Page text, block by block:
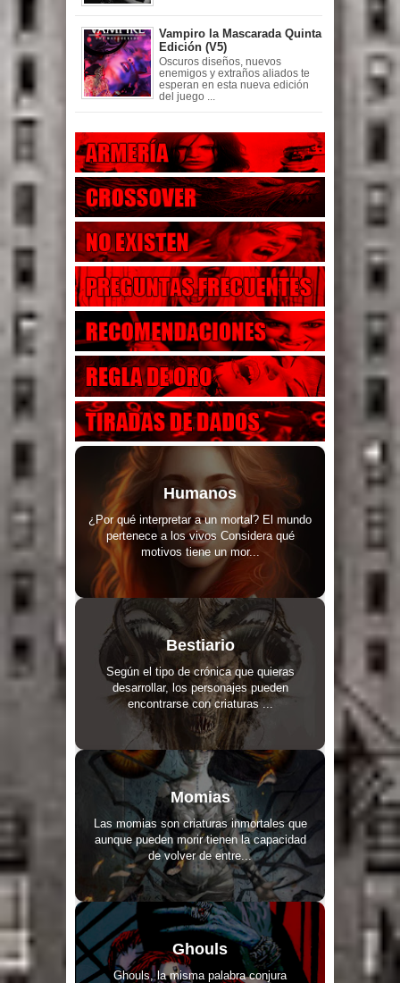
Vampiro la Mascarada Quinta
Edición (V5)
Oscuros diseños, nuevos
enemigos y extraños aliados te
esperan en esta nueva edición
del juego ...
Humanos
¿Por qué interpretar a un mortal? El mundo
pertenece a los vivos Considera qué
motivos tiene un mor...
Bestiario
Según el tipo de crónica que quieras
desarrollar, los personajes pueden
encontrarse con criaturas ...
Momias
Las momias son criaturas inmortales que
aunque pueden morir tienen la capacidad
de volver de entre...
Ghouls
Ghouls, la misma palabra conjura